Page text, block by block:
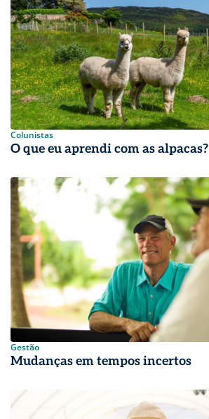
Colunistas
O que eu aprendi com as alpacas?
Gestão
Mudanças em tempos incertos